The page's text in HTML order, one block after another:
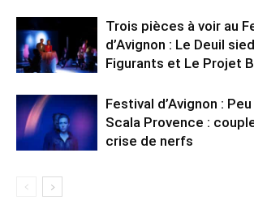
Trois pièces à voir au
d’Avignon : Le Deuil
Figurants et Le Projet
Festival d’Avignon :
Scala Provence :
crise de nerfs